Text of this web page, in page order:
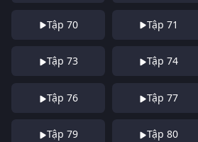
Tập 70 Tập 71
Tập 73 Tập 74
Tập 76 Tập 77
Tập 79 Tập 80